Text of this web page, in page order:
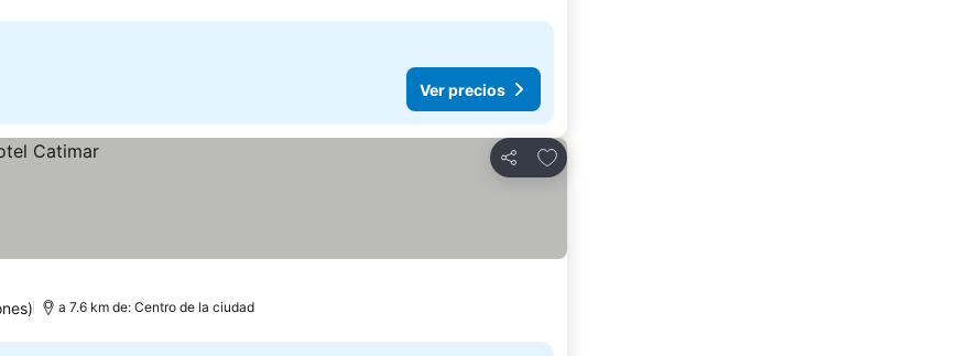
Ver precios
Compartir
Agregar a favoritos
a 7.6 km de: Centro de la ciudad